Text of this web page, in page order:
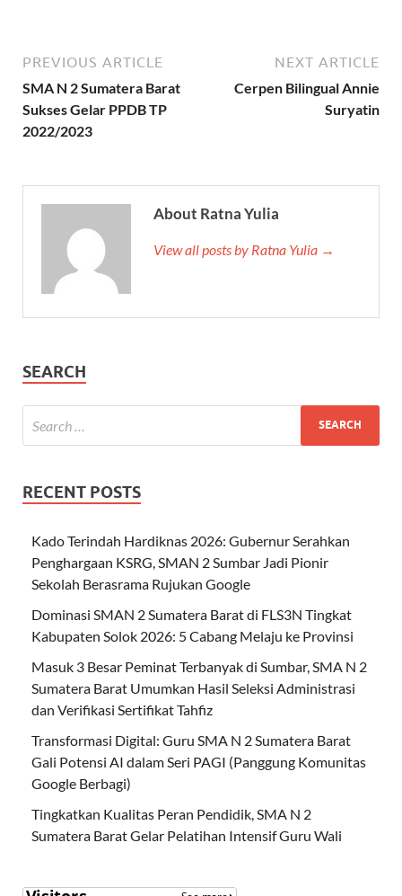
PREVIOUS ARTICLE
SMA N 2 Sumatera Barat
Sukses Gelar PPDB TP
2022/2023
NEXT ARTICLE
Cerpen Bilingual Annie
Suryatin
About Ratna Yulia
View all posts by Ratna Yulia →
SEARCH
RECENT POSTS
Kado Terindah Hardiknas 2026: Gubernur Serahkan
Penghargaan KSRG, SMAN 2 Sumbar Jadi Pionir
Sekolah Berasrama Rujukan Google
Dominasi SMAN 2 Sumatera Barat di FLS3N Tingkat
Kabupaten Solok 2026: 5 Cabang Melaju ke Provinsi
Masuk 3 Besar Peminat Terbanyak di Sumbar, SMA N 2
Sumatera Barat Umumkan Hasil Seleksi Administrasi
dan Verifikasi Sertifikat Tahfiz
Transformasi Digital: Guru SMA N 2 Sumatera Barat
Gali Potensi AI dalam Seri PAGI (Panggung Komunitas
Google Berbagi)
Tingkatkan Kualitas Peran Pendidik, SMA N 2
Sumatera Barat Gelar Pelatihan Intensif Guru Wali